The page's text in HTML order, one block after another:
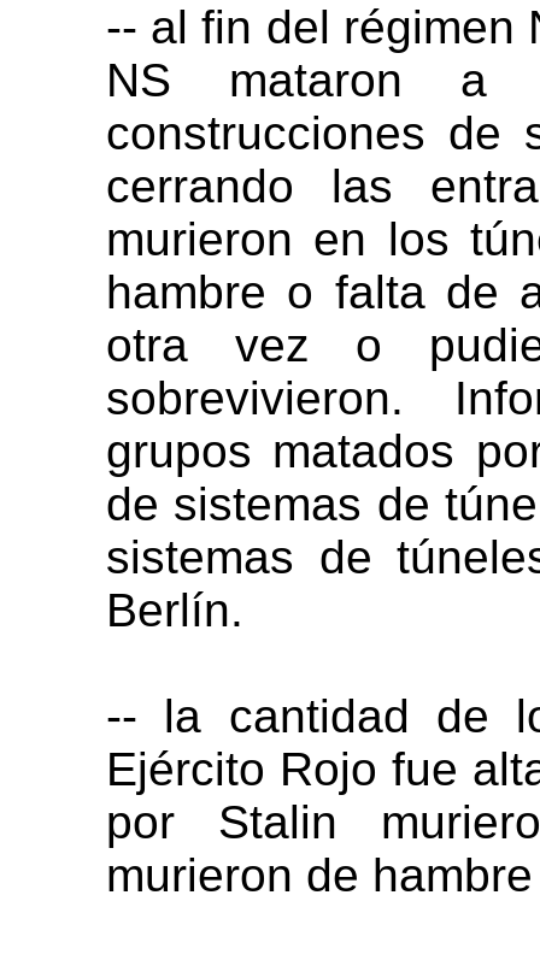
-- al fin del régimen
NS mataron a
construcciones de
cerrando las
murieron en los
hambre o falta de
otra vez o
sobrevivieron.
grupos matados
de sistemas de
sistemas de
Berlín.
-- la cantidad de
Ejército Rojo fue
por Stalin
murieron de